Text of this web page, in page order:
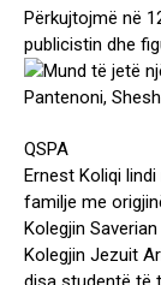
Përkujtojmë në
publicistin dhe
QSPA
Ernest Koliqi
familje me
Kolegjin
Kolegjin Jezuit